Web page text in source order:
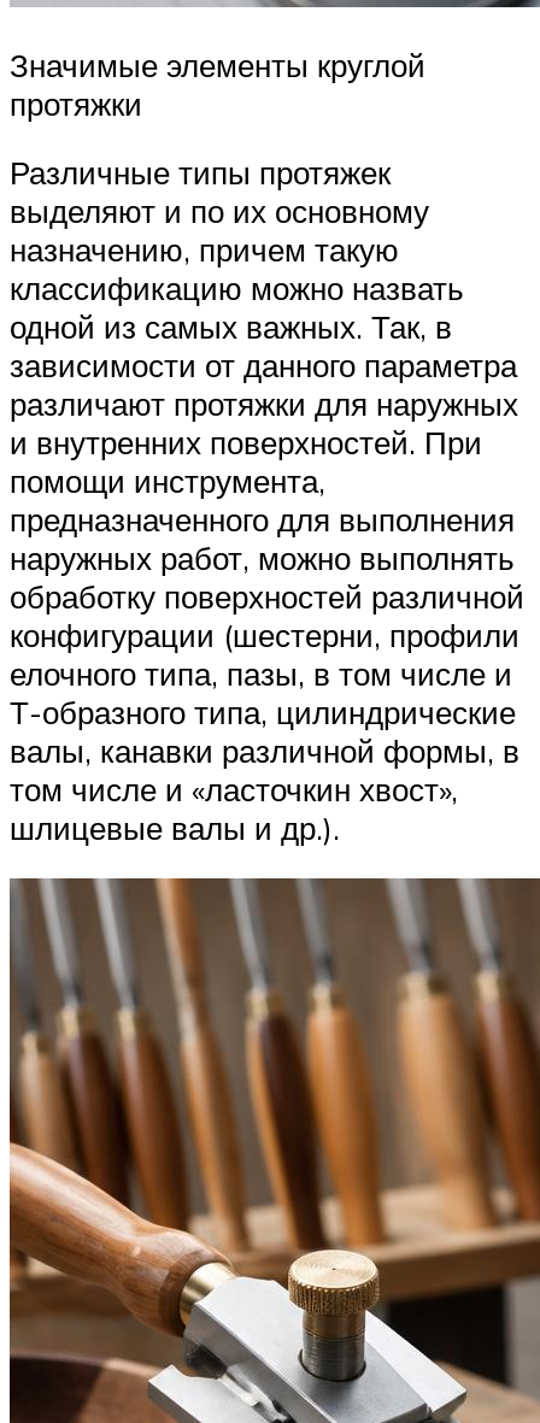
Значимые элементы круглой
протяжки
Различные типы протяжек
выделяют и по их основному
назначению, причем такую
классификацию можно назвать
одной из самых важных. Так, в
зависимости от данного параметра
различают протяжки для наружных
и внутренних поверхностей. При
помощи инструмента,
предназначенного для выполнения
наружных работ, можно выполнять
обработку поверхностей различной
конфигурации (шестерни, профили
елочного типа, пазы, в том числе и
Т-образного типа, цилиндрические
валы, канавки различной формы, в
том числе и «ласточкин хвост»,
шлицевые валы и др.).